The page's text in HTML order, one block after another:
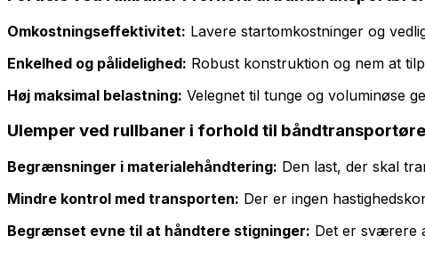
Omkostningseffektivitet: Lavere startomkostninger og
Enkelhed og pålidelighed: Robust konstruktion og nem at
Høj maksimal belastning: Velegnet til tunge og voluminøse
Ulemper ved rullbaner i forhold til
Begrænsninger i materialehåndtering: Den last, der skal
Mindre kontrol med transporten: Der er ingen
Begrænset evne til at håndtere stigninger: Det er sværere